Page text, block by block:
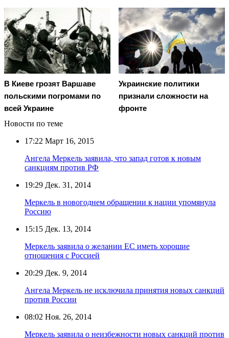
В Киеве грозят Варшаве
польскими погромами по
всей Украине
Украинские политики
признали сложности на
фронте
Новости по теме
17:22 Март 16, 2015
Ангела Меркель заявила, что запад готов к новым
санкциям против РФ
19:29 Дек. 31, 2014
Меркель в новогоднем обращении к нации упомянула
Россию
15:15 Дек. 13, 2014
Меркель заявила о желании ЕС иметь хорошие
отношения с Россией
20:29 Дек. 9, 2014
Ангела Меркель не исключила принятия новых санкций
против России
08:02 Ноя. 26, 2014
Меркель заявила о неизбежности новых санкций против